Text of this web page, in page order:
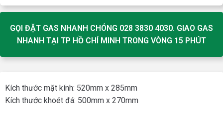
GỌI ĐẶT GAS NHANH CHÓNG 028 3830 4030. GIAO GAS
NHANH TẠI TP HỒ CHÍ MINH TRONG VÒNG 15 PHÚT
Kích thước mặt kính: 520mm x 285mm
Kích thước khoét đá: 500mm x 270mm